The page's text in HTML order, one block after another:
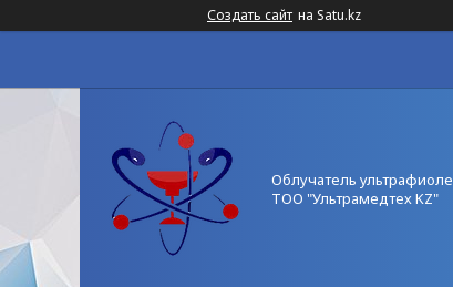
Создать сайт на Satu.kz
Облучатель
ТОО "Ультрамедтех KZ"